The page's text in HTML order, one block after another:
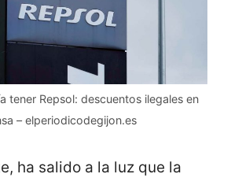
tener Repsol: descuentos ilegales en
– elperiodicodegijon.es
ha salido a la luz que la